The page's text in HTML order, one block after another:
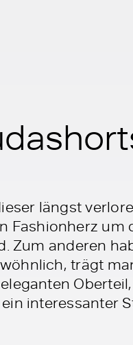
längst
Fashionherz um
Zum anderen
trägt
interessanter